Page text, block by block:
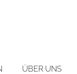
ÜBER UNS